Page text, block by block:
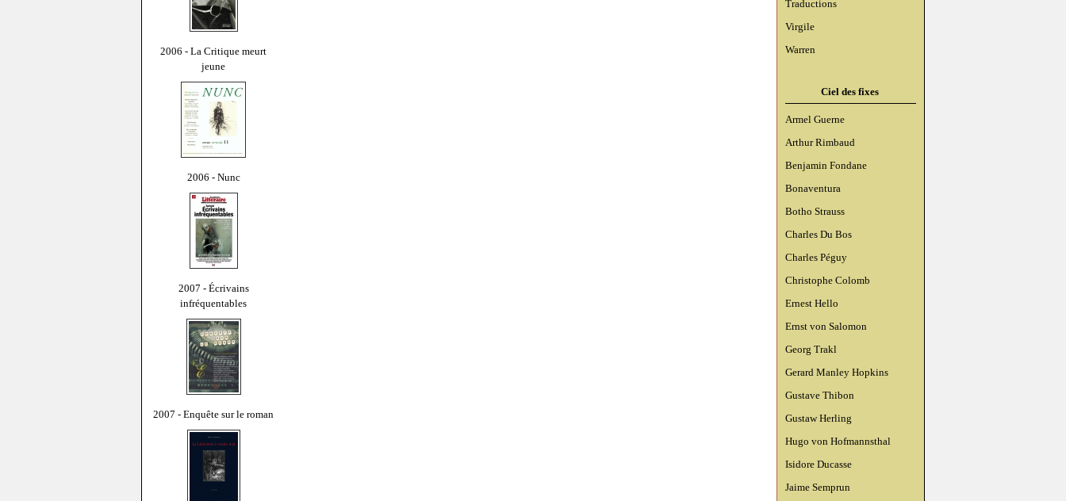
2006 - La Critique meurt
jeune
2006 - Nunc
2007 - Écrivains
infréquentables
2007 - Enquête sur le roman
Traductions
Virgile
Warren
Ciel des fixes
Armel Guerne
Arthur Rimbaud
Benjamin Fondane
Bonaventura
Botho Strauss
Charles Du Bos
Charles Péguy
Christophe Colomb
Ernest Hello
Ernst von Salomon
Georg Trakl
Gerard Manley Hopkins
Gustave Thibon
Gustaw Herling
Hugo von Hofmannsthal
Isidore Ducasse
Jaime Semprun